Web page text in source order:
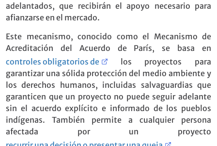
adelantados, que recibirán el apoyo necesario para
afianzarse en el mercado.
Este mecanismo, conocido como el Mecanismo de
Acreditación del Acuerdo de París, se basa en
controles obligatorios de
los proyectos para
garantizar una sólida protección del medio ambiente y
los derechos humanos, incluidas salvaguardias que
garanticen que un proyecto no puede seguir adelante
sin el acuerdo explícito e informado de los pueblos
indígenas. También permite a cualquier persona
afectada por un proyecto